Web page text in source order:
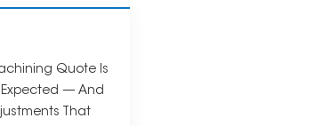
Quote Is
Expected — And
That